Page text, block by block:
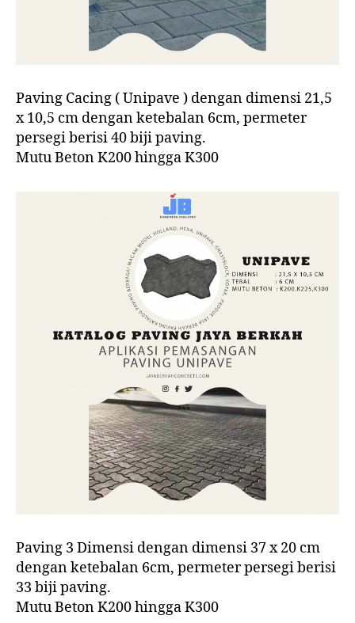
Paving Cacing ( Unipave ) dengan dimensi 21,5
x 10,5 cm dengan ketebalan 6cm, permeter
persegi berisi 40 biji paving.
Mutu Beton K200 hingga K300
Paving 3 Dimensi dengan dimensi 37 x 20 cm
dengan ketebalan 6cm, permeter persegi berisi
33 biji paving.
Mutu Beton K200 hingga K300